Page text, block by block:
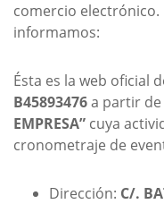
comercio
informamos:
Ésta es la web oficial
B45893476a partir
EMPRESA” cuya
cronometraje de
Dirección: C/.